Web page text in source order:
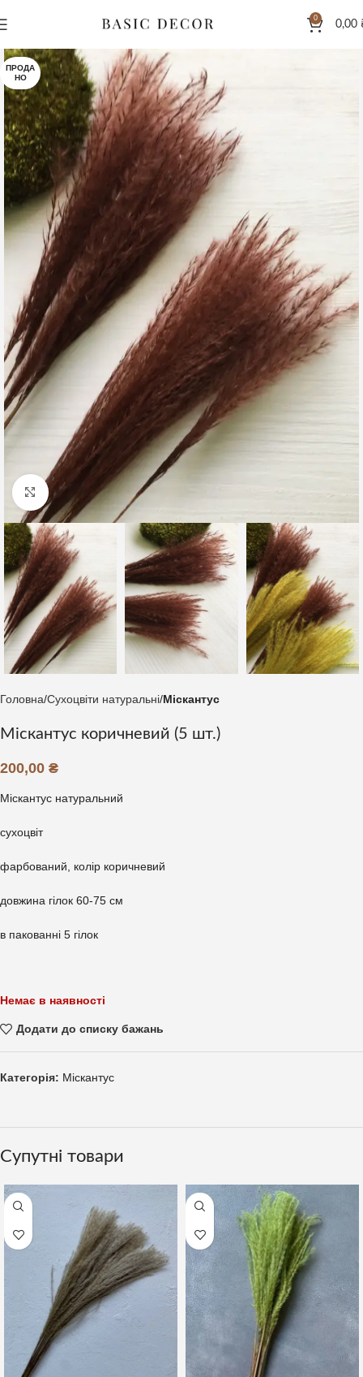
0
0,00
ПРОДА
НО
Клацніть, щоб збільшити
Головна Сухоцвіти натуральні Міскантус
Міскантус коричневий (5 шт.)
200,00 ₴
Міскантус натуральний
сухоцвіт
фарбований, колір коричневий
довжина гілок 60-75 см
в пакованні 5 гілок
Немає в наявності
Додати до списку бажань
Категорія: Міскантус
Супутні товари